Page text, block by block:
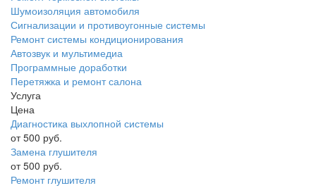
Шумоизоляция автомобиля
Сигнализации и противоугонные системы
Ремонт системы кондиционирования
Автозвук и мультимедиа
Программные доработки
Перетяжка и ремонт салона
Услуга
Цена
Диагностика выхлопной системы
от 500 руб.
Замена глушителя
от 500 руб.
Ремонт глушителя